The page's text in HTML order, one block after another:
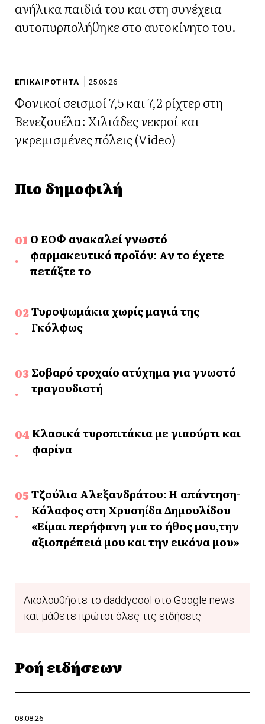
ανήλικα παιδιά του και στη συνέχεια
αυτοπυρπολήθηκε στο αυτοκίνητο του.
ΕΠΙΚΑΙΡΟΤΗΤΑ 25.06.26
Φονικοί σεισμοί 7,5 και 7,2 ρίχτερ στη
Βενεζουέλα: Χιλιάδες νεκροί και
γκρεμισμένες πόλεις (Video)
Πιο δημοφιλή
Ο ΕΟΦ ανακαλεί γνωστό
φαρμακευτικό προϊόν: Αν το έχετε
πετάξτε το
Τυροψωμάκια χωρίς μαγιά της
Γκόλφως
Σοβαρό τροχαίο ατύχημα για γνωστό
τραγουδιστή
Κλασικά τυροπιτάκια με γιαούρτι και
φαρίνα
Τζούλια Αλεξανδράτου: Η απάντηση-
Κόλαφος στη Χρυσηίδα Δημουλίδου
«Είμαι περήφανη για το ήθος μου,την
αξιοπρέπειά μου και την εικόνα μου»
Ακολουθήστε το daddycool στο Google news
και μάθετε πρώτοι όλες τις ειδήσεις
Ροή ειδήσεων
08.08.26